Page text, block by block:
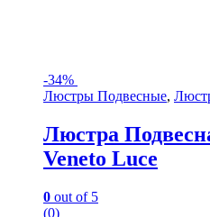
-34%
Люстры Подвесные,
Люстра
Veneto Luce
0 out of 5
(0)